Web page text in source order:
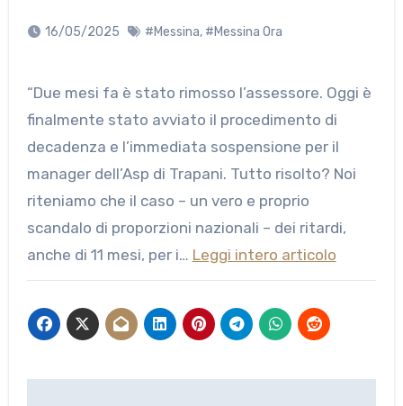
16/05/2025 #Messina, #Messina Ora
“Due mesi fa è stato rimosso l’assessore. Oggi è
finalmente stato avviato il procedimento di
decadenza e l’immediata sospensione per il
manager dell’Asp di Trapani. Tutto risolto? Noi
riteniamo che il caso – un vero e proprio
scandalo di proporzioni nazionali – dei ritardi,
anche di 11 mesi, per i… Leggi intero articolo